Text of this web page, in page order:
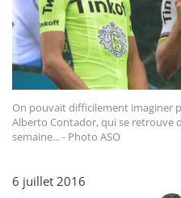
On pouvait difficilement imaginer
Alberto Contador, qui se retrouve
semaine... - Photo ASO
6 juillet 2016